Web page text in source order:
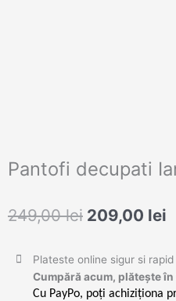
Pantofi decupati
249,00lei Prețul
fost:
249,00 lei.
209,00 lei
Plateste online sigur si rapid
Cumpără acum, plătește în
Cu PayPo, poți achiziționa